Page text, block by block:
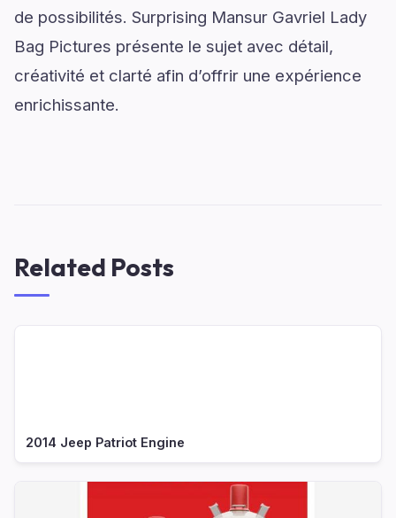
de possibilités. Surprising Mansur Gavriel Lady
Bag Pictures présente le sujet avec détail,
créativité et clarté afin d’offrir une expérience
enrichissante.
Related Posts
2014 Jeep Patriot Engine